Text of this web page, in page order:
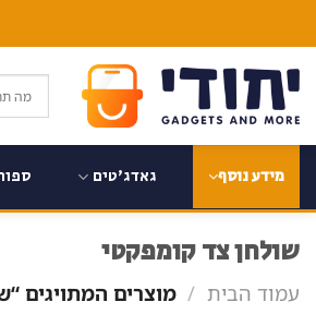
content
מידע נוסף גאדג'טים
שולחן צד קומפקטי​
עמוד הבית / מוצרים המתויגים